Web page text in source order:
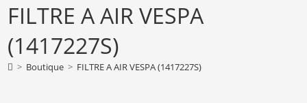
FILTRE A AIR VESPA
(1417227S)
> Boutique > FILTRE A AIR VESPA (1417227S)